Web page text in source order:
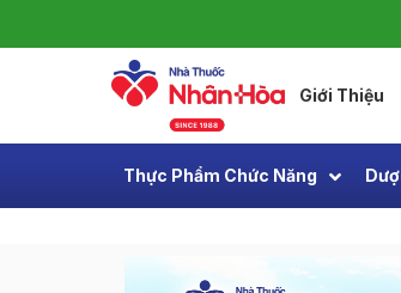
Giới Thiệu
Thực Phẩm Chức Năng